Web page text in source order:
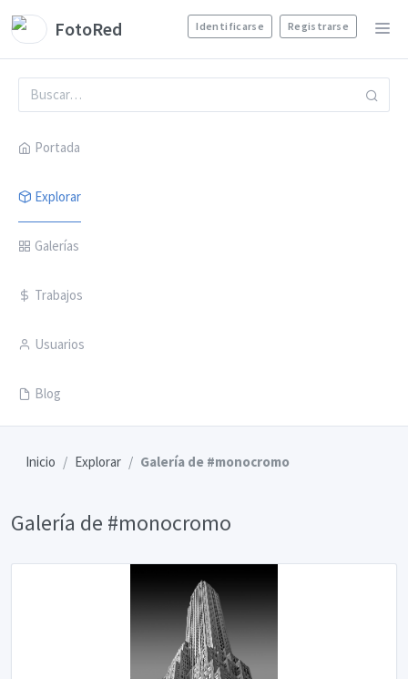
FotoRed Identificarse Registrarse
Portada
Explorar
Galerías
Trabajos
Usuarios
Blog
Inicio Explorar Galería de #monocromo
Galería de #monocromo